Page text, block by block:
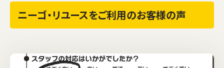
ニーゴ・リユースをご利用のお客様の声